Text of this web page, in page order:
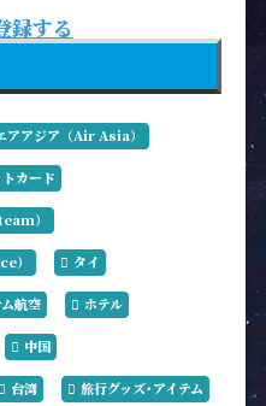
録する
アアジア（Air Asia）
カード
）
） タイ
航空 ホテル
中国
台湾 旅行グッズ･アイテム